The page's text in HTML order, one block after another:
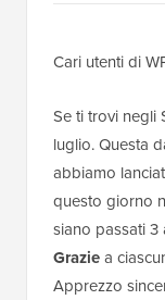
Cari utenti di
Se ti trovi negli
luglio. Questa
abbiamo
questo giorno
siano passati 3
Graziea
Apprezzo